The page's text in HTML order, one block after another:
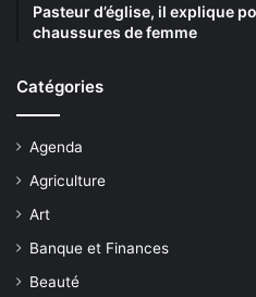
Pasteur d’église, il explique
chaussures de femme
Catégories
Agenda
Agriculture
Art
Banque et Finances
Beauté